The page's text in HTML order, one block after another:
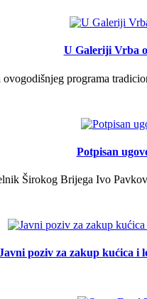
U Galeriji Vrba
programa
Potpisan
Širokog Brijega Ivo
poziv za zakup kućica i